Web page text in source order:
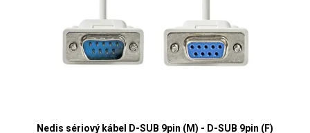
Nedis sériový kábel D-SUB 9pin (M) - D-SUB 9pin (F)